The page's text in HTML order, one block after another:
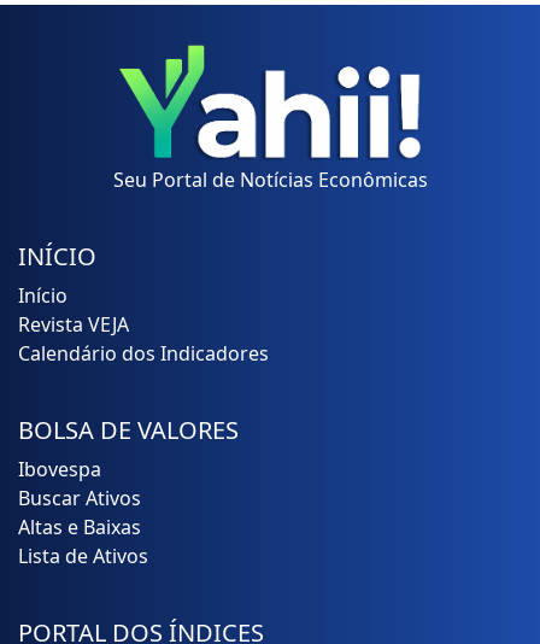
Seu Portal de Notícias Econômicas
INÍCIO
Início
Revista VEJA
Calendário dos Indicadores
BOLSA DE VALORES
Ibovespa
Buscar Ativos
Altas e Baixas
Lista de Ativos
PORTAL DOS ÍNDICES